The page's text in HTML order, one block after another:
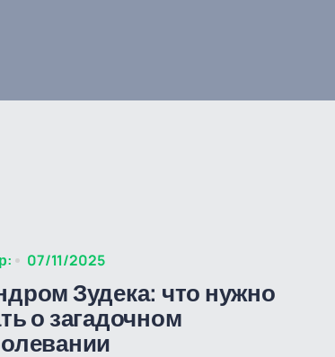
07/11/2025
Зудека: что нужно
о загадочном